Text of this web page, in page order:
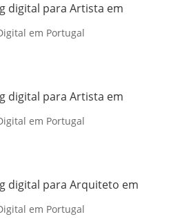
digital para Artista em
em Portugal
digital para Artista em
em Portugal
digital para Arquiteto em
em Portugal